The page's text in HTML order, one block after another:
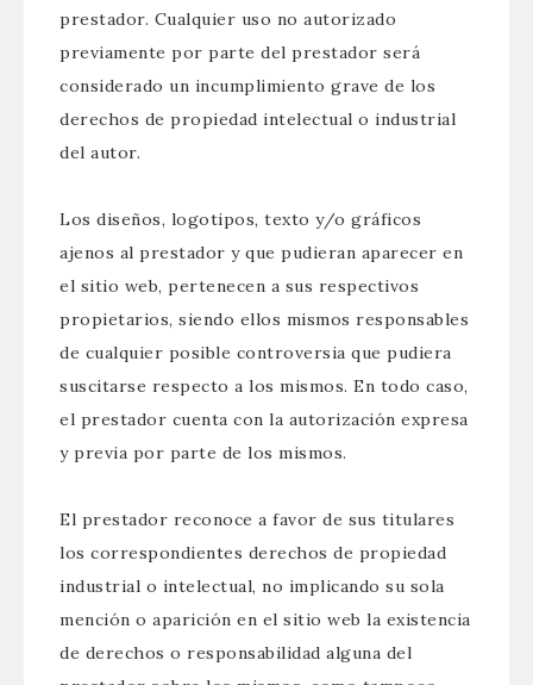
prestador. Cualquier uso no autorizado
previamente por parte del prestador será
considerado un incumplimiento grave de los
derechos de propiedad intelectual o industrial
del autor.
Los diseños, logotipos, texto y/o gráficos
ajenos al prestador y que pudieran aparecer en
el sitio web, pertenecen a sus respectivos
propietarios, siendo ellos mismos responsables
de cualquier posible controversia que pudiera
suscitarse respecto a los mismos. En todo caso,
el prestador cuenta con la autorización expresa
y previa por parte de los mismos.
El prestador reconoce a favor de sus titulares
los correspondientes derechos de propiedad
industrial o intelectual, no implicando su sola
mención o aparición en el sitio web la existencia
de derechos o responsabilidad alguna del